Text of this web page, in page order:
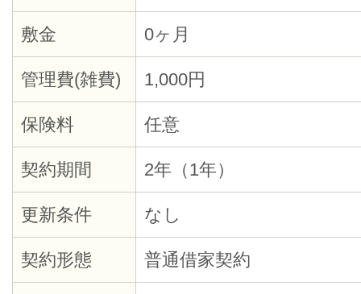
敷金 0ヶ月
管理費(雑費) 1,000円
保険料 任意
契約期間 2年（1年）
更新条件 なし
契約形態 普通借家契約